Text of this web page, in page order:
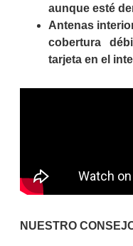
aunque esté
Antenas
cobertura
tarjeta en el
NUESTRO